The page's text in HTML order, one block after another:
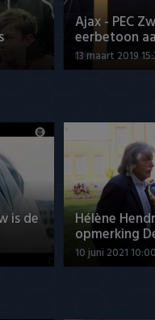
Ajax - PEC
eerbetoon
13 maart 2019
is de Hélène
opmerking
10 juni 2021 10:00